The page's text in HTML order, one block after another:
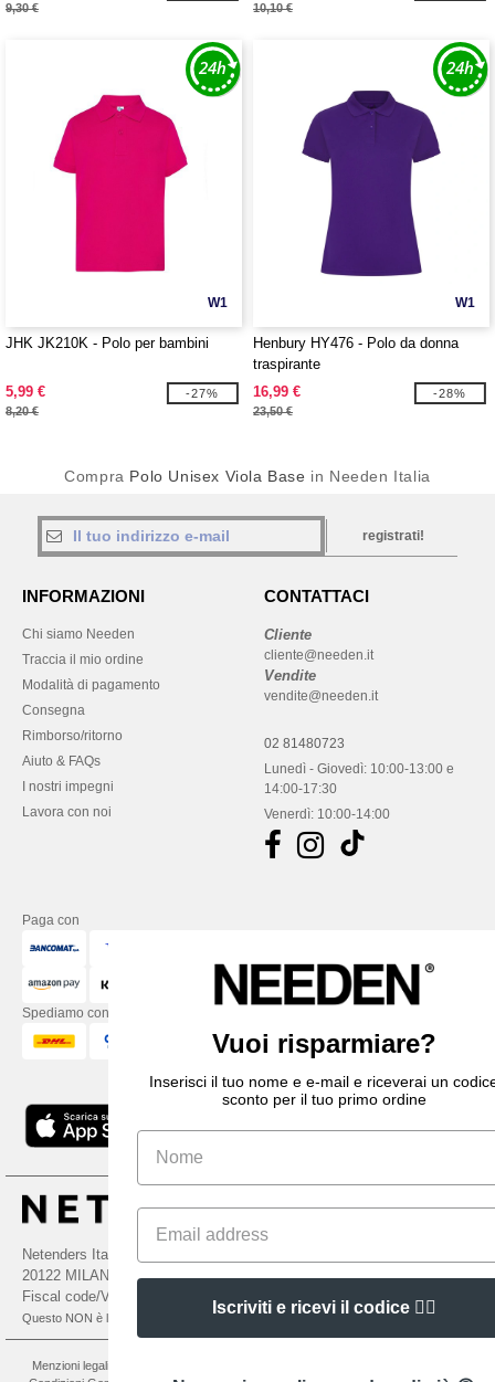
9,30 € 10,10 €
W1
JHK JK210K - Polo per bambini
5,99 €
8,20 €
-27%
W1
Henbury HY476 - Polo da donna
traspirante
16,99 €
23,50 €
-28%
Compra Polo Unisex Viola Base in Needen Italia
registrati!
INFORMAZIONI
Chi siamo Needen
Traccia il mio ordine
Modalità di pagamento
Consegna
Rimborso/ritorno
Aiuto & FAQs
I nostri impegni
Lavora con noi
CONTATTACI
Cliente
cliente@needen.it
Vendite
vendite@needen.it
02 81480723
Lunedì - Giovedì: 10:00-13:00 e
14:00-17:30
Venerdì: 10:00-14:00
Paga con
Spediamo con
Netenders Italy SRL — Registered office GALLERIA DEL CORSO 1 -
20122 MILANO (MI) -Italy
Fiscal code/VAT number IT11510210963 — REA number MI-2608168.
Questo NON è l'indirizzo di ritorno. Per i resi, vedere qui
Menzioni legali
Vuoi risparmiare?
Inserisci il tuo nome e e-mail e riceverai un codice
sconto per il tuo primo ordine
Iscriviti e ricevi il codice 👍🏼